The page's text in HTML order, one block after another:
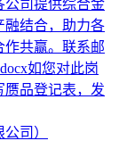
公司提供综合金
融结合，助力各
作共赢。联系邮
如您对此岗
赝品登记表，发